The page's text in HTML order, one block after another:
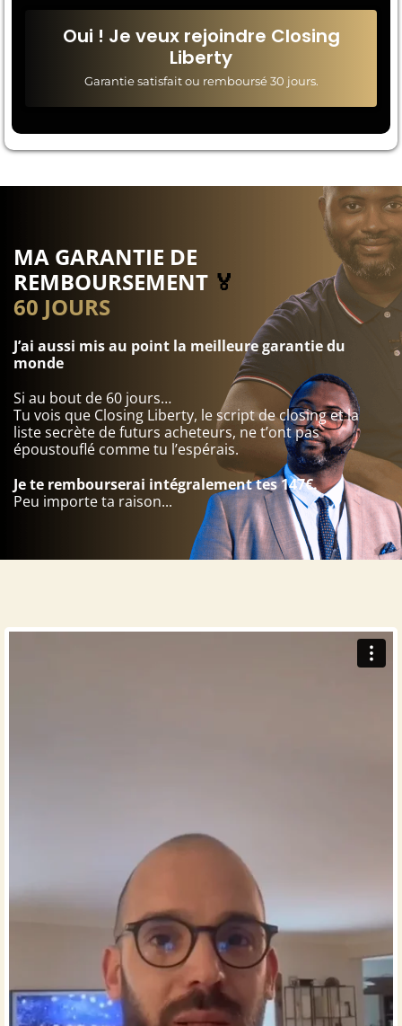
Oui ! Je veux rejoindre Closing
Liberty
Garantie satisfait ou remboursé 30 jours.
MA GARANTIE DE
REMBOURSEMENT 🏅
60 JOURS
J’ai aussi mis au point la meilleure garantie du
monde
Si au bout de 60 jours…
Tu vois que Closing Liberty, le script de closing et la
liste secrète de futurs acheteurs, ne t’ont pas
époustouflé comme tu l’espérais.
Je te rembourserai intégralement tes 147€.
Peu importe ta raison...